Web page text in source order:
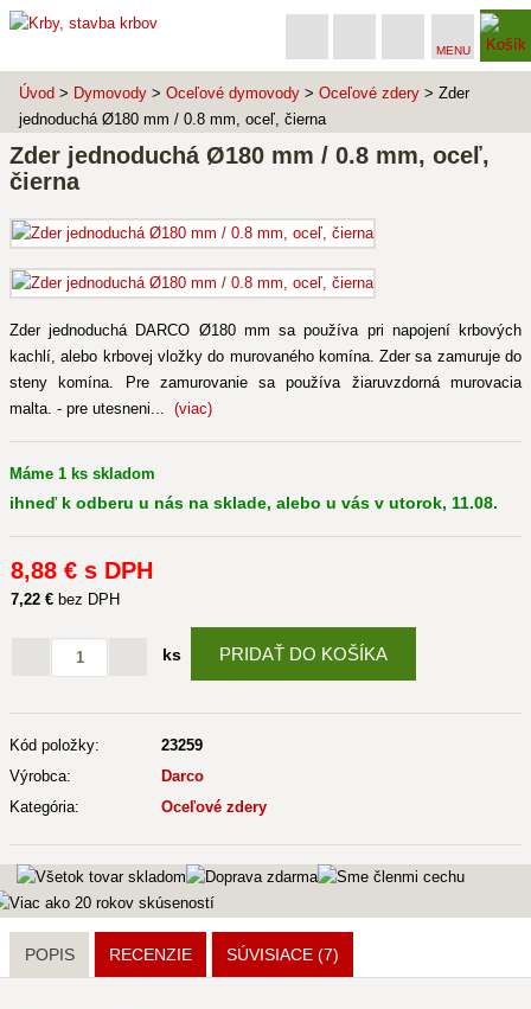
MENU
Úvod > Dymovody > Oceľové dymovody > Oceľové zdery > Zder
jednoduchá Ø180 mm / 0.8 mm, oceľ, čierna
Zder jednoduchá Ø180 mm / 0.8 mm, oceľ,
čierna
Zder jednoduchá DARCO Ø180 mm sa používa pri napojení krbových
kachlí, alebo krbovej vložky do murovaného komína. Zder sa zamuruje do
steny komína. Pre zamurovanie sa používa žiaruvzdorná murovacia
malta. - pre utesneni... (viac)
Máme 1 ks skladom
ihneď k odberu u nás na sklade, alebo u vás v utorok, 11.08.
8,88 € s DPH
7,22 € bez DPH
ks PRIDAŤ DO KOŠÍKA
Kód položky:
23259
Výrobca:
Darco
Kategória:
Oceľové zdery
POPIS RECENZIE SÚVISIACE (7)